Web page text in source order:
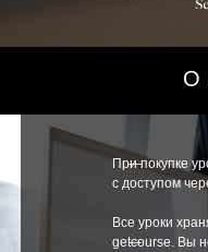
При покупке
с доступом
Все уроки
getcourse. Вы
О
—
—